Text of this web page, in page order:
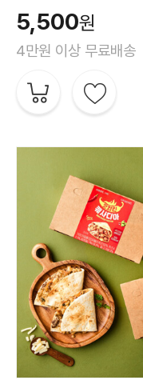
5,500원
4만원 이상 무료배송